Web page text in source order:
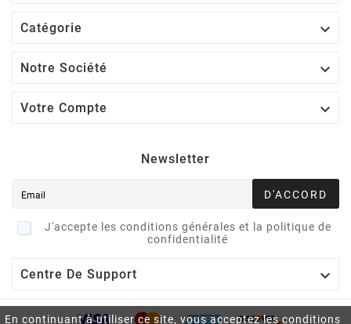
En continuant à utiliser ce site, vous acceptez les conditions
Catégorie 
Notre Société 
Votre Compte 
Newsletter
D'ACCORD
J'accepte les conditions générales et la politique de
confidentialité
Centre De Support 